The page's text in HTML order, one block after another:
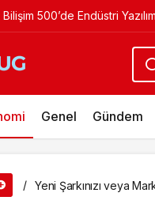
Türkiye 30 Altı 30
Genel Gündem
Yeni Şarkınızı veya
Kartı Her Ay 1.000 TL